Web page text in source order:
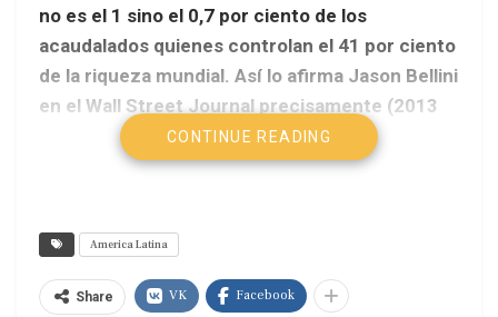
no es el 1 sino el 0,7 por ciento de los
acaudalados quienes controlan el 41 por ciento
de la riqueza mundial. Así lo afirma Jason Bellini
en el Wall Street Journal precisamente (2013
Wealth Report//line.wsj.com, 15/10/13).
CONTINUE READING
America Latina
Share VK Facebook